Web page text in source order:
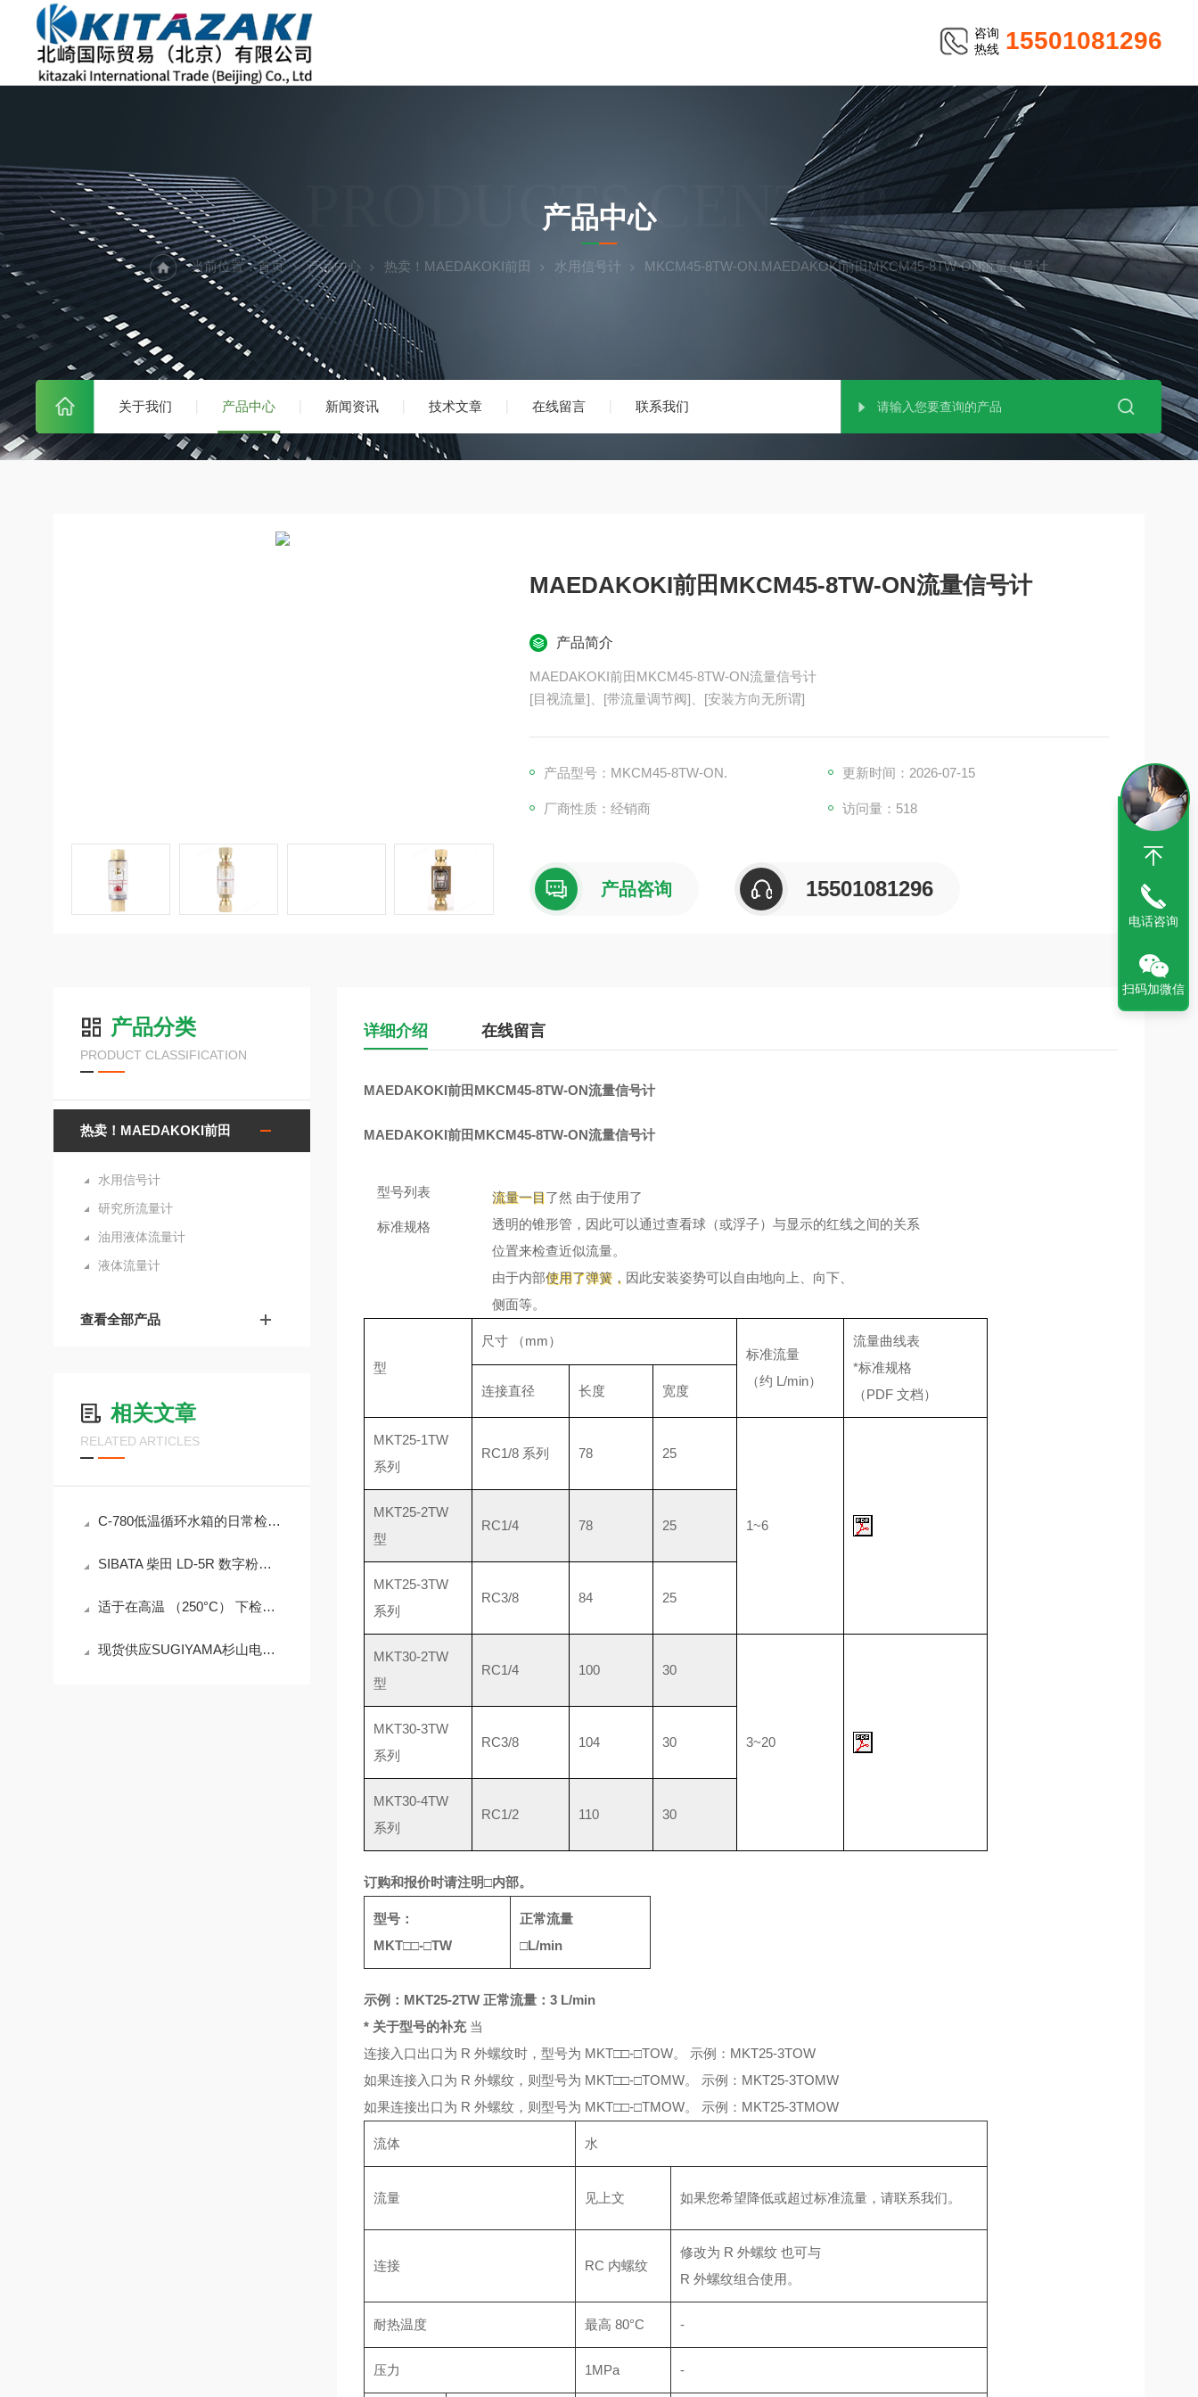
咨询
热线 15501081296
关于我们 产品中心 新闻资讯 技术文章 在线留言 联系我们
PRODUCTS CENTER
产品中心
当前位置：首页 产品中心 热卖！MAEDAKOKI前田 水用信号计 MKCM45-8TW-ON.MAEDAKOKI前田MKCM45-8TW-ON流量信号计
MAEDAKOKI前田MKCM45-8TW-ON流量信号计
产品简介
MAEDAKOKI前田MKCM45-8TW-ON流量信号计
[目视流量]、[带流量调节阀]、[安装方向无所谓]
产品型号：MKCM45-8TW-ON. 更新时间：2026-07-15
厂商性质：经销商 访问量：518
产品咨询 15501081296
产品分类
PRODUCT CLASSIFICATION
热卖！MAEDAKOKI前田
水用信号计
研究所流量计
油用液体流量计
液体流量计
查看全部产品
相关文章
RELATED ARTICLES
C-780低温循环水箱的日常检查与维护工作
SIBATA 柴田 LD-5R 数字粉尘测定仪 标准使用操作指南
适于在高温 （250°C） 下检测粉末和颗粒的液位
现货供应SUGIYAMA杉山电机PS-4018传感头
详细介绍 在线留言
MAEDAKOKI前田MKCM45-8TW-ON流量信号计
MAEDAKOKI前田MKCM45-8TW-ON流量信号计
流量一目了然 由于使用了
透明的锥形管，因此可以通过查看球（或浮子）与显示的红线之间的关系
位置来检查近似流量。
由于内部使用了弹簧， 因此安装姿势可以自由地向上、向下、
侧面等。
型号列表
型
尺寸 （mm）
标准流量
（约 L/min）
流量曲线表
*标准规格
（PDF 文档）
连接直径 长度 宽度
MKT25-1TW
系列
RC1/8 系列 78 25
1~6
MKT25-2TW
型
RC1/4 78 25
MKT25-3TW
系列
RC3/8 84 25
MKT30-2TW
型
RC1/4 100 30
3~20
MKT30-3TW
系列
RC3/8 104 30
MKT30-4TW
系列
RC1/2 110 30
订购和报价时请注明□内部。
型号：
MKT□□-□TW
正常流量
□L/min
示例：MKT25-2TW 正常流量：3 L/min
* 关于型号的补充当
连接入口出口为 R 外螺纹时，型号为 MKT□□-□TOW。 示例：MKT25-3TOW
如果连接入口为 R 外螺纹，则型号为 MKT□□-□TOMW。 示例：MKT25-3TOMW
如果连接出口为 R 外螺纹，则型号为 MKT□□-□TMOW。 示例：MKT25-3TMOW
标准规格
流体 水
流量 见上文 如果您希望降低或超过标准流量，请联系我们。
连接 RC 内螺纹
修改为 R 外螺纹 也可与
R 外螺纹组合使用。
耐热温度 最高 80°C -
压力 1MPa -
电话咨询
扫码加微信